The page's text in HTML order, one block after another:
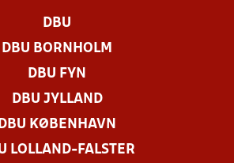
DBU
DBU BORNHOLM
DBU FYN
DBU JYLLAND
DBU KØBENHAVN
LOLLAND-FALSTER